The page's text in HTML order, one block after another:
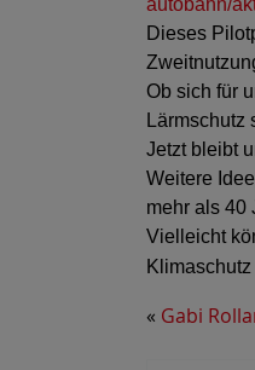
Dieses
Ob sich für
Lärmschutz
Jetzt bleibt
Weitere
mehr als 40
Vielleicht
« Gabi